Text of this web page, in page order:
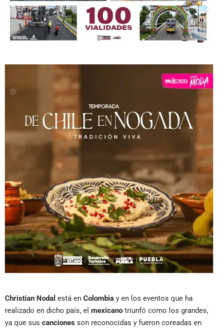
Christian Nodal está en Colombia y en los eventos que ha
realizado en dicho país, el mexicano triunfó como los grandes,
ya que sus canciones son reconocidas y fueron coreadas en